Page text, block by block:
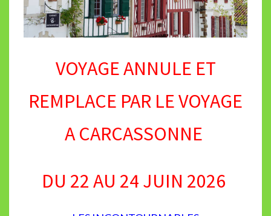
VOYAGE ANNULE ET
REMPLACE PAR LE VOYAGE
A CARCASSONNE
DU 22 AU 24 JUIN 2026